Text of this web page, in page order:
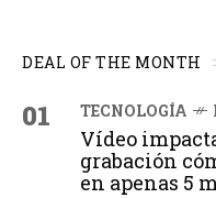
DEAL OF THE MONTH
01 TECNOLOGÍA
Vídeo
grabación
en apenas 5